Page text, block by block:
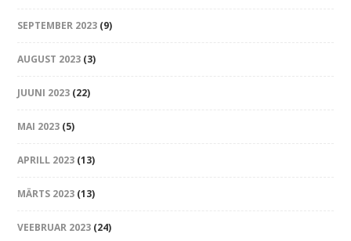
SEPTEMBER 2023 (9)
AUGUST 2023 (3)
JUUNI 2023 (22)
MAI 2023 (5)
APRILL 2023 (13)
MÄRTS 2023 (13)
VEEBRUAR 2023 (24)